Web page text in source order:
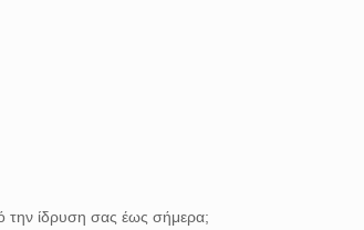
την ίδρυση σας έως σήμερα;